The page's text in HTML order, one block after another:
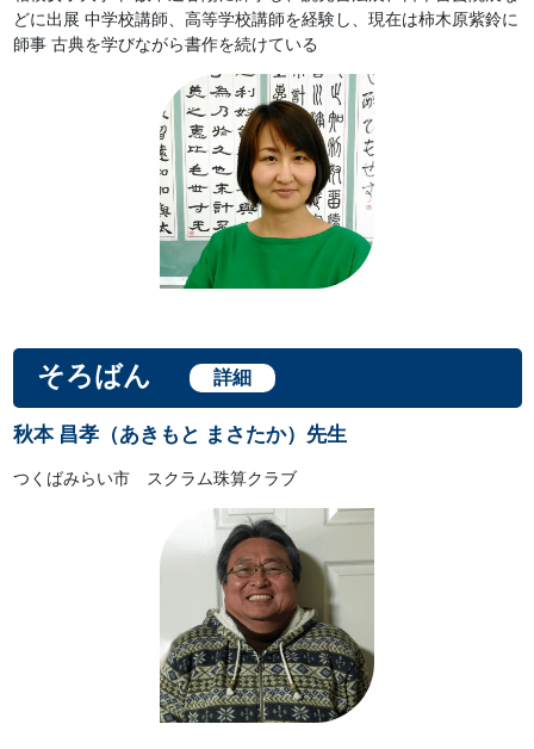
どに出展 中学校講師、高等学校講師を経験し、現在は柿木原紫鈴に
師事 古典を学びながら書作を続けている
そろばん 詳細
秋本 昌孝（あきもと まさたか）先生
つくばみらい市 スクラム珠算クラブ